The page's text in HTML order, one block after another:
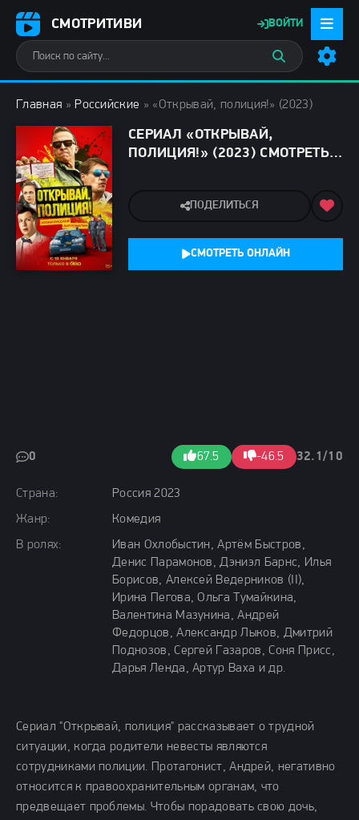
СМОТРИТИВИ ВОЙТИ
Главная » Российские » «Открывай, полиция!» (2023)
СЕРИАЛ «ОТКРЫВАЙ,
ПОЛИЦИЯ!» (2023) СМОТРЕТЬ
Страна:
Россия 2023
Жанр:
Комедия
В ролях:
Иван Охлобыстин, Артём Быстров,
Денис Парамонов, Дэниэл Барнс, Илья
Борисов, Алексей Ведерников (II),
Ирина Пегова, Ольга Тумайкина,
Валентина Мазунина, Андрей
Федорцов, Александр Лыков, Дмитрий
Поднозов, Сергей Газаров, Соня Присс,
Дарья Ленда, Артур Ваха и др.
0 67.5 -46.5 32.1/10
ПОДЕЛИТЬСЯ
СМОТРЕТЬ ОНЛАЙН
Сериал "Открывай, полиция" рассказывает о трудной
ситуации, когда родители невесты являются
сотрудниками полиции. Протагонист, Андрей, негативно
относится к правоохранительным органам, что
предвещает проблемы. Чтобы порадовать свою дочь,